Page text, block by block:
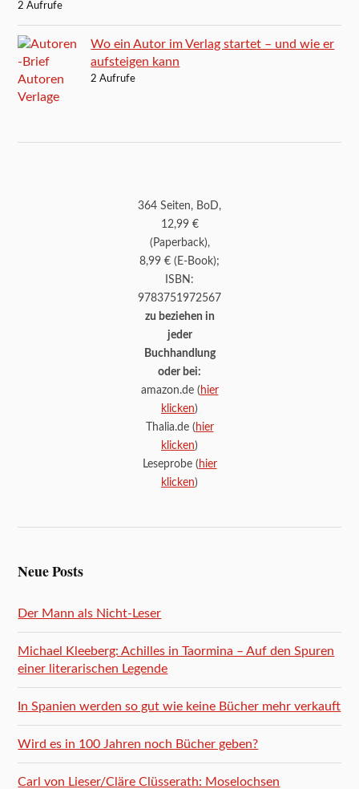
2 Aufrufe
Wo ein Autor im Verlag startet – und wie er
aufsteigen kann
2 Aufrufe
364 Seiten, BoD,
12,99 €
(Paperback),
8,99 € (E-Book);
ISBN:
9783751972567
zu beziehen in
jeder
Buchhandlung
oder bei:
amazon.de ( hier
klicken)
Thalia.de ( hier
klicken)
Leseprobe ( hier
klicken)
Neue Posts
Der Mann als Nicht-Leser
Michael Kleeberg: Achilles in Taormina – Auf den Spuren
einer literarischen Legende
In Spanien werden so gut wie keine Bücher mehr verkauft
Wird es in 100 Jahren noch Bücher geben?
Carl von Lieser/Cläre Clüsserath: Moselochsen